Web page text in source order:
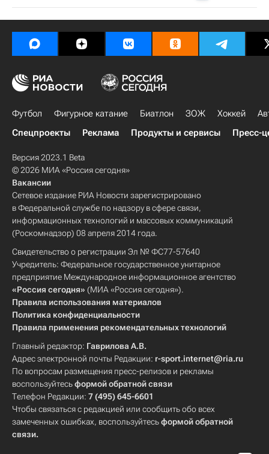
Футбол Фигурное катание Биатлон ЗОЖ Хоккей
Спецпроекты
Реклама Продукты и сервисы Пресс-
Версия 2023.1 Beta
© 2026 МИА «Россия сегодня»
Вакансии
Сетевое издание РИА Новости зарегистрировано
в Федеральной службе по надзору в сфере связи,
информационных технологий и массовых коммуникаций
(Роскомнадзор) 08 апреля 2014 года.
Свидетельство о регистрации Эл № ФС77-57640
Учредитель: Федеральное государственное унитарное
предприятие Международное информационное агентство
«Россия сегодня» (МИА «Россия сегодня»).
Правила использования материалов
Политика конфиденциальности
Правила применения рекомендательных технологий
Главный редактор: Гаврилова А.В.
Адрес электронной почты Редакции: r-sport.internet@ria.ru
По вопросам размещения пресс-релизов и рекламы
воспользуйтесьформой обратной связи
Телефон Редакции: 7 (495) 645-6601
Чтобы связаться с редакцией или сообщить обо всех
замеченных ошибках, воспользуйтесьформой обратной
связи.